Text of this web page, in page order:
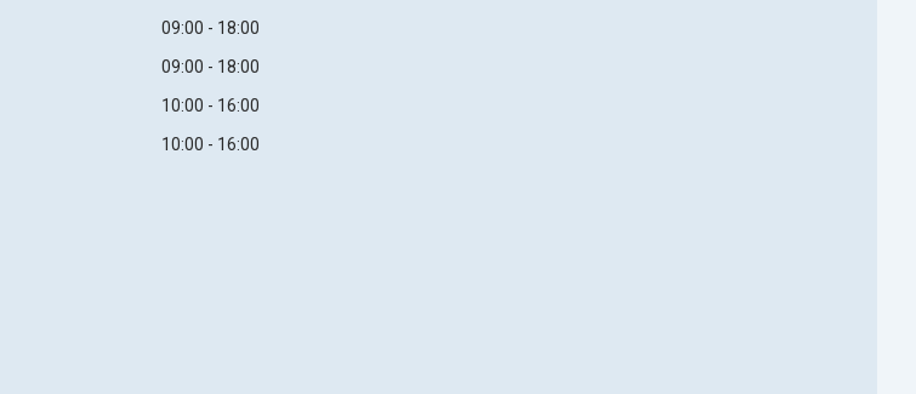
09:00
18:00
09:00
18:00
10:00
16:00
10:00 16:00